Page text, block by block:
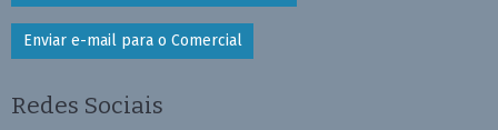
Enviar e-mail para o Comercial
Redes Sociais